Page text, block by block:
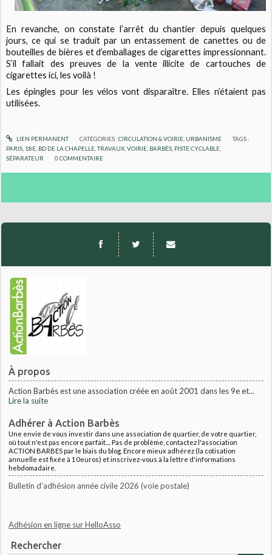
À propos
Action Barbès est une association créée en août 2001 dans les 9e et...
Lire la suite
Adhérer à Action Barbès
Une envie de vous investir dans une association de quartier, de votre quartier,
où tout n'est pas encore parfait.... Pas de problème, contactez l'association
ACTION BARBES par le biais du blog. Encore mieux adhérez (la cotisation
annuelle est fixée à 10euros) et inscrivez-vous à la lettre d'informations
hebdomadaire.
Bulletin d'adhésion année civile 2026 (voie postale)
Adhésion en ligne sur HelloAsso
Rechercher
En revanche, on constate l’arrêt du chantier depuis quelques
jours, ce qui se traduit par un entassement de canettes ou de
bouteilles de bières et d’emballages de cigarettes impressionnant.
S’il fallait des preuves de la vente illicite de cartouches de
cigarettes ici, les voilà !
Les épingles pour les vélos vont disparaître. Elles n’étaient pas
utilisées.
LIEN PERMANENT CATÉGORIES :CIRCULATION & VOIRIE, URBANISME
TAGS :
PARIS 18E BD DE LA CHAPELLE ,TRAVAUX ,VOIRIE BARBÈS PISTE CYCLABLE
SÉPARATEUR
0 COMMENTAIRE